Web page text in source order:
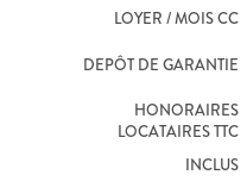
LOYER / MOIS CC
DEPÔT DE GARANTIE
HONORAIRES
LOCATAIRES TTC
INCLUS